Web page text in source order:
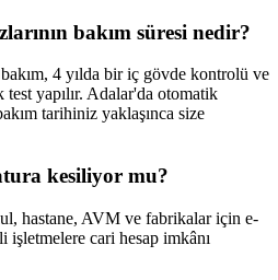
bakım süresi nedir?
4 yılda bir iç gövde kontrolü ve
yapılır. Adalar'da otomatik
tarihiniz yaklaşınca size
kesiliyor mu?
hastane, AVM ve fabrikalar için e-
cari hesap imkânı